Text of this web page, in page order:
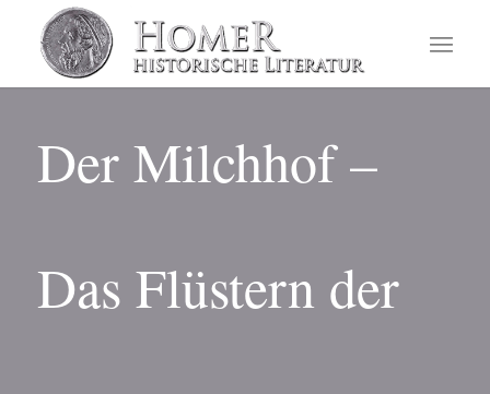
Der Milchhof –
Das Flüstern der